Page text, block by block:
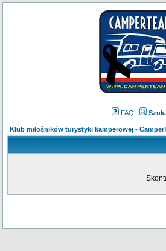
FAQ
Klub miłośników turystyki kamperowej -